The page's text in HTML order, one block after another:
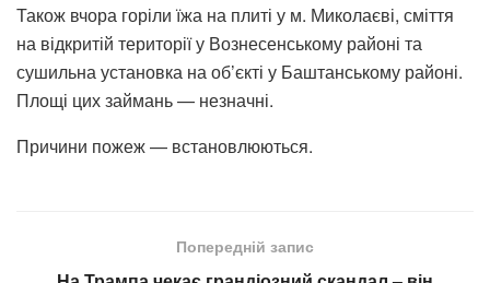
Також вчора горіли їжа на плиті у м. Миколаєві, сміття
на відкритій території у Вознесенському районі та
сушильна установка на об’єкті у Баштанському районі.
Площі цих займань — незначні.
Причини пожеж — встановлюються.
Попередній запис